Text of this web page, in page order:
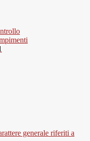
generale riferiti a